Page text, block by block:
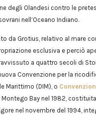
degli Olandesi contro le
nell’Oceano Indiano.
da Grotius, relativo al mare
esclusiva e perciò
a quattro secoli di
Convenzione per la
Marittimo (DIM), o
Montego Bay nel 1982,
nel novembre del 1994,